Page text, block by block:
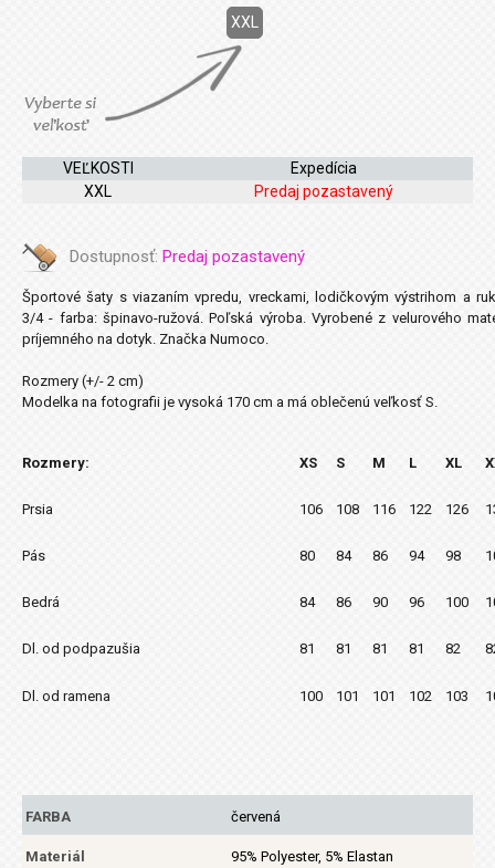
XXL
VEĽKOSTI
Expedícia
XXL
Predaj pozastavený
Dostupnosť: Predaj pozastavený
Športové šaty s viazaním vpredu, vreckami, lodičkovým výstrihom a
3/4 - farba: špinavo-ružová. Poľská výroba. Vyrobené z velurového
príjemného na dotyk. Značka Numoco.
Rozmery (+/- 2 cm)
Modelka na fotografii je vysoká 170 cm a má oblečenú veľkosť S.
Rozmery: XS S M L XL
Prsia 106 108 116 122 126
Pás 80 84 86 94 98
Bedrá 84 86 90 96 100
Dl. od podpazušia 81 81 81 81 82
Dl. od ramena 100 101 101 102 103
FARBA červená
Materiál 95% Polyester, 5% Elastan